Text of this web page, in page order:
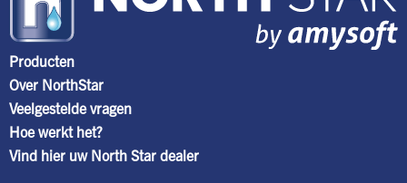
Producten
Over NorthStar
Veelgestelde vragen
Hoe werkt het?
Vind hier uw North Star dealer